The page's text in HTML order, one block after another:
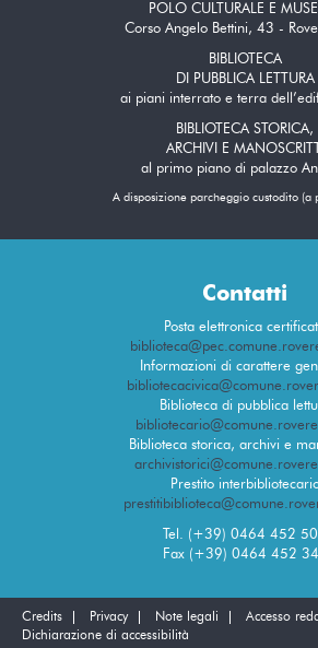
POLO CULTURALE E
Corso Angelo Bettini, 43 -
BIBLIOTECA
DI PUBBLICA LETTURA
ai piani interrato e terra
BIBLIOTECA STORICA,
ARCHIVI E MANOSCRITTI
al primo piano di palazzo
A disposizione parcheggio custodito (a
Contatti
Posta elettronica
Informazioni di carattere
Biblioteca di pubblica
Biblioteca storica, archivi e
Prestito
Tel. (+39) 0464 452
Fax (+39) 0464 452
Credits Privacy Note legali
Accesso
Dichiarazione di accessibilità